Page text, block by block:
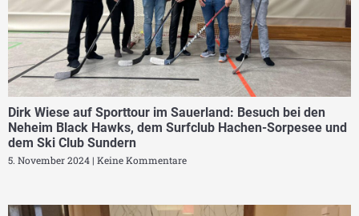
Dirk Wiese auf Sporttour im Sauerland: Besuch bei den
Neheim Black Hawks, dem Surfclub Hachen-Sorpesee und
dem Ski Club Sundern
5. November 2024 Keine Kommentare